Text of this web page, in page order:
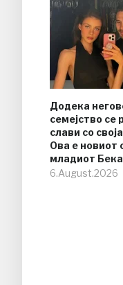
Додека
семејство се
слави со
Ова е новиот
младиот
6.August.2026